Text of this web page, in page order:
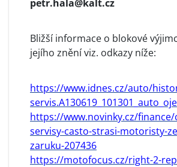
petr.hala@kalt.cz
Bližší informace o blokové
jejího znění viz. odkazy níže:
https://www.idnes.cz/auto/
https://www.novinky.cz/finance/
servisy-casto-strasi-motoristy-
zaruku-207436
https://motofocus.cz/right-2-